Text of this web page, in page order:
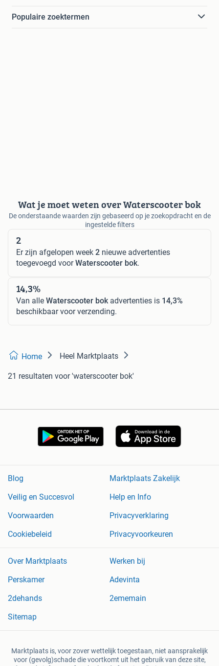
Populaire zoektermen
Wat je moet weten over Waterscooter bok
De onderstaande waarden zijn gebaseerd op je zoekopdracht en de
ingestelde filters
2
Er zijn afgelopen week 2 nieuwe advertenties
toegevoegd voorWaterscooter bok.
14,3%
Van alle Waterscooter bokadvertenties is 14,3%
beschikbaar voor verzending.
Home Heel Marktplaats
21 resultaten voor 'waterscooter bok'
Blog
Marktplaats Zakelijk
Veilig en Succesvol
Help en Info
Voorwaarden
Privacyverklaring
Cookiebeleid
Privacyvoorkeuren
Over Marktplaats
Werken bij
Perskamer
Adevinta
2dehands
2ememain
Sitemap
Marktplaats is, voor zover wettelijk toegestaan, niet aansprakelijk
voor (gevolg)schade die voortkomt uit het gebruik van deze site,